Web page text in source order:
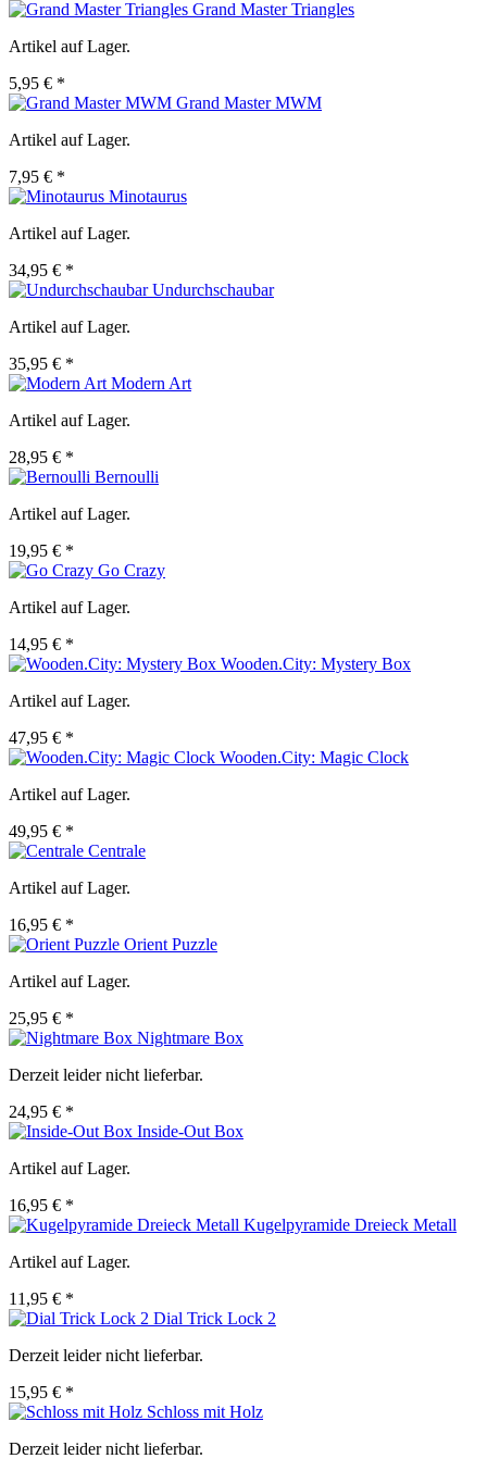
Grand Master Triangles
Artikel auf Lager.
5,95 € *
Grand Master MWM
Artikel auf Lager.
7,95 € *
Minotaurus
Artikel auf Lager.
34,95 € *
Undurchschaubar
Artikel auf Lager.
35,95 € *
Modern Art
Artikel auf Lager.
28,95 € *
Bernoulli
Artikel auf Lager.
19,95 € *
Go Crazy
Artikel auf Lager.
14,95 € *
Wooden.City: Mystery Box
Artikel auf Lager.
47,95 € *
Wooden.City: Magic Clock
Artikel auf Lager.
49,95 € *
Centrale
Artikel auf Lager.
16,95 € *
Orient Puzzle
Artikel auf Lager.
25,95 € *
Nightmare Box
Derzeit leider nicht lieferbar.
24,95 € *
Inside-Out Box
Artikel auf Lager.
16,95 € *
Kugelpyramide Dreieck Metall
Artikel auf Lager.
11,95 € *
Dial Trick Lock 2
Derzeit leider nicht lieferbar.
15,95 € *
Schloss mit Holz
Derzeit leider nicht lieferbar.